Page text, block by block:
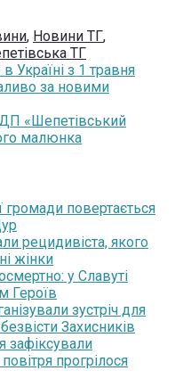
, Новини ТГ,
ТГ
Україні з 1 травня
за новими
«Шепетівський
малюнка
громади повертається
рецидивіста, якого
жінки
у Славуті
Героїв
зустріч для
Захисників
зафіксували
прогрілося